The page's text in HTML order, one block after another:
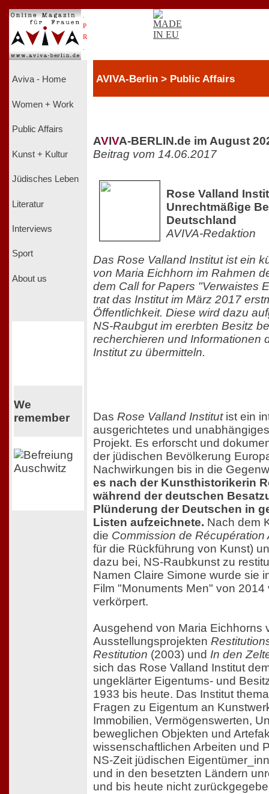
P
R
Aviva - Home
Women + Work
Public Affairs
Kunst + Kultur
Jüdisches Leben
Literatur
Interviews
Sport
About us
We
remember
AVIVA-Berlin > Public Affairs
AVIVA-BERLIN.de im August
Beitrag vom 14.06.2017
Rose Valland
Unrechtmäßige
Deutschland
AVIVA-Redaktion
Das Rose Valland Institut ist ein
von Maria Eichhorn im Rahmen
dem Call for Papers "Verwaistes
trat das Institut im März 2017
Öffentlichkeit. Diese wird dazu
NS-Raubgut im ererbten Besitz
recherchieren und Informationen
Institut zu übermitteln.
Das Rose Valland Institutist ein
ausgerichtetes und
Projekt. Es erforscht und
der jüdischen Bevölkerung
Nachwirkungen bis in die
es nach der Kunsthistorikerin
während der deutschen
Plünderung der Deutschen in
Listen aufzeichnete. Nach dem
die Commission de Récupération
für die Rückführung von Kunst)
dazu bei, NS-Raubkunst zu
Namen Claire Simone wurde sie
Film "Monuments Men" von
verkörpert.
Ausgehend von Maria Eichhorns
Ausstellungsprojekten
Restitution (2003) und In den
sich das Rose Valland Institut
ungeklärter Eigentums- und
1933 bis heute. Das Institut
Fragen zu Eigentum an
Immobilien, Vermögenswerten,
beweglichen Objekten und
wissenschaftlichen Arbeiten und
NS-Zeit jüdischen
und in den besetzten Ländern
und bis heute nicht